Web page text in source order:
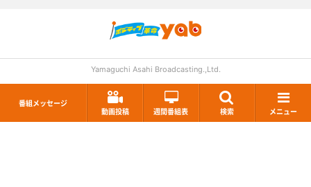
番組メッセージ
動画投稿
週間番組表 検索 メニュー
Yamaguchi Asahi Broadcasting.,Ltd.